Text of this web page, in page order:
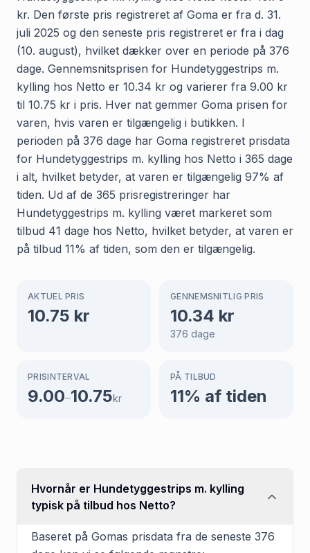
kr. Den første pris registreret af Goma er fra d. 31.
juli 2025 og den seneste pris registreret er fra i dag
(10. august), hvilket dækker over en periode på 376
dage. Gennemsnitsprisen for Hundetyggestrips m.
kylling hos Netto er 10.34 kr og varierer fra 9.00 kr
til 10.75 kr i pris. Hver nat gemmer Goma prisen for
varen, hvis varen er tilgængelig i butikken. I
perioden på 376 dage har Goma registreret prisdata
for Hundetyggestrips m. kylling hos Netto i 365 dage
i alt, hvilket betyder, at varen er tilgængelig 97% af
tiden. Ud af de 365 prisregistreringer har
Hundetyggestrips m. kylling været markeret som
tilbud 41 dage hos Netto, hvilket betyder, at varen er
på tilbud 11% af tiden, som den er tilgængelig.
AKTUEL PRIS
10.75 kr
GENNEMSNITLIG PRIS
10.34 kr
376 dage
PRISINTERVAL
9.00–10.75kr
PÅ TILBUD
11% af tiden
Hvornår er Hundetyggestrips m. kylling
typisk på tilbud hos Netto?
Baseret på Gomas prisdata fra de seneste 376